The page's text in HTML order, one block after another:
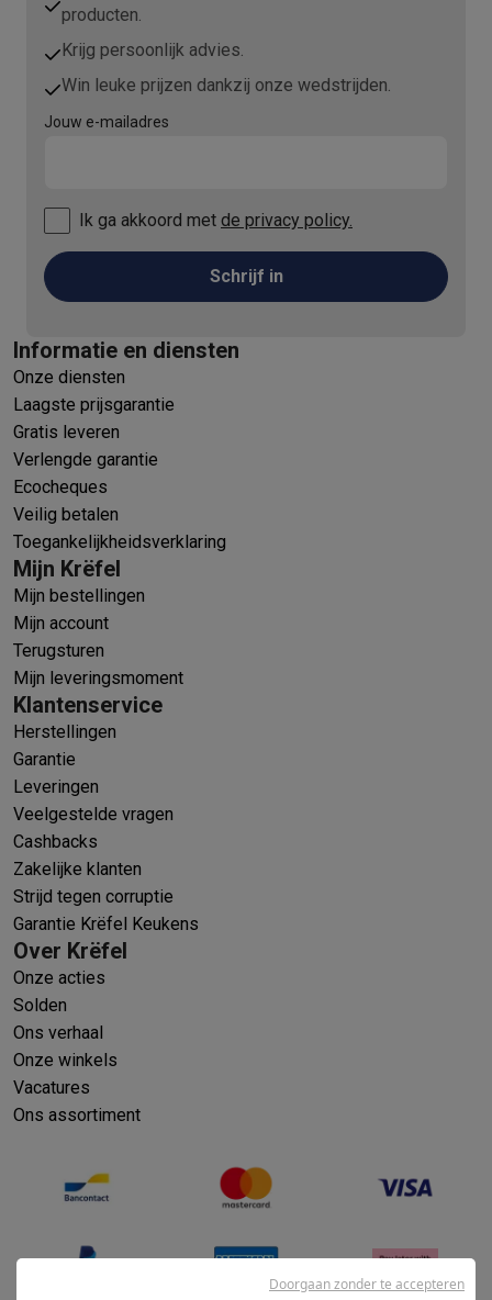
producten.
Krijg persoonlijk advies.
Win leuke prijzen dankzij onze wedstrijden.
Jouw e-mailadres
Ik ga akkoord met de privacy policy.
Schrijf in
Informatie en diensten
Onze diensten
Laagste prijsgarantie
Gratis leveren
Verlengde garantie
Ecocheques
Veilig betalen
Toegankelijkheidsverklaring
Mijn Krëfel
Mijn bestellingen
Mijn account
Terugsturen
Mijn leveringsmoment
Klantenservice
Herstellingen
Garantie
Leveringen
Veelgestelde vragen
Cashbacks
Zakelijke klanten
Strijd tegen corruptie
Garantie Krëfel Keukens
Over Krëfel
Onze acties
Solden
Ons verhaal
Onze winkels
Vacatures
Ons assortiment
Doorgaan zonder te accepteren